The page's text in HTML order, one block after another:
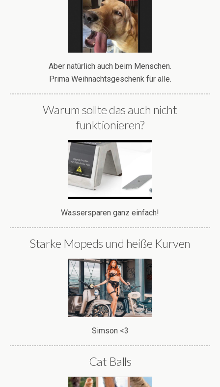
Aber natürlich auch beim Menschen.
Prima Weihnachtsgeschenk für alle.
Warum sollte das auch nicht
funktionieren?
Wassersparen ganz einfach!
Starke Mopeds und heiße Kurven
Simson <3
Cat Balls